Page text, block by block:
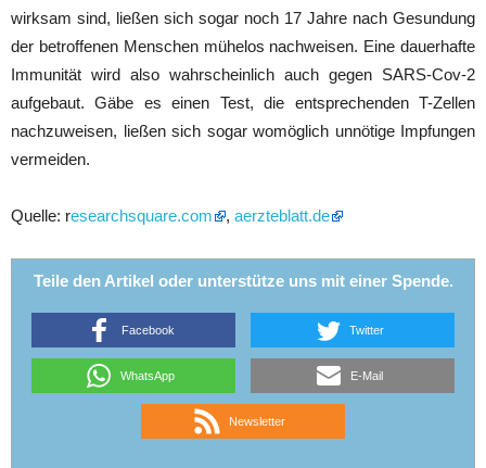
wirksam sind, ließen sich sogar noch 17 Jahre nach Gesundung
der betroffenen Menschen mühelos nachweisen. Eine dauerhafte
Immunität wird also wahrscheinlich auch gegen SARS-Cov-2
aufgebaut. Gäbe es einen Test, die entsprechenden T-Zellen
nachzuweisen, ließen sich sogar womöglich unnötige Impfungen
vermeiden.
Quelle: researchsquare.com , aerzteblatt.de
Teile den Artikel oder unterstütze uns mit einer Spende.
Facebook Twitter
WhatsApp E-Mail
Newsletter